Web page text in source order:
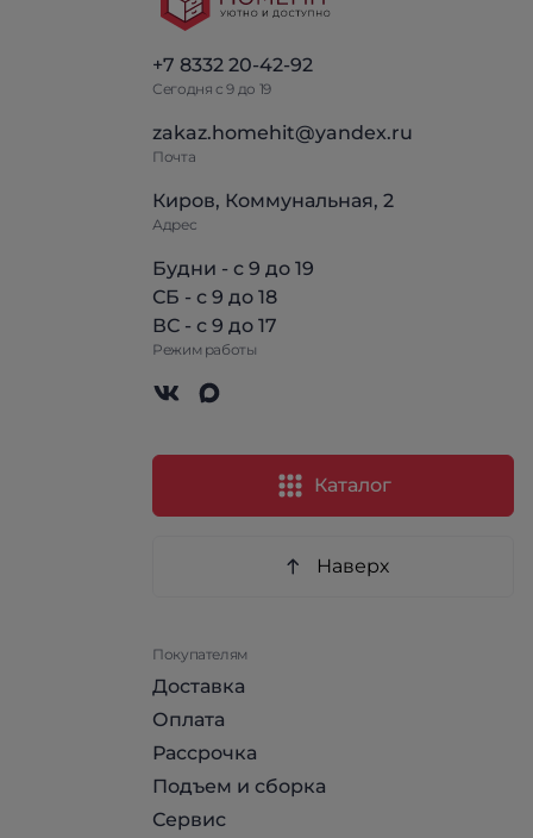
+7 8332 20-42-92
Сегодня с 9 до 19
zakaz.homehit@yandex.ru
Почта
Киров, Коммунальная, 2
Адрес
Будни - с 9 до 19
СБ - с 9 до 18
ВС - с 9 до 17
Режим работы
Каталог
Наверх
Покупателям
Доставка
Оплата
Рассрочка
Подъем и сборка
Сервис